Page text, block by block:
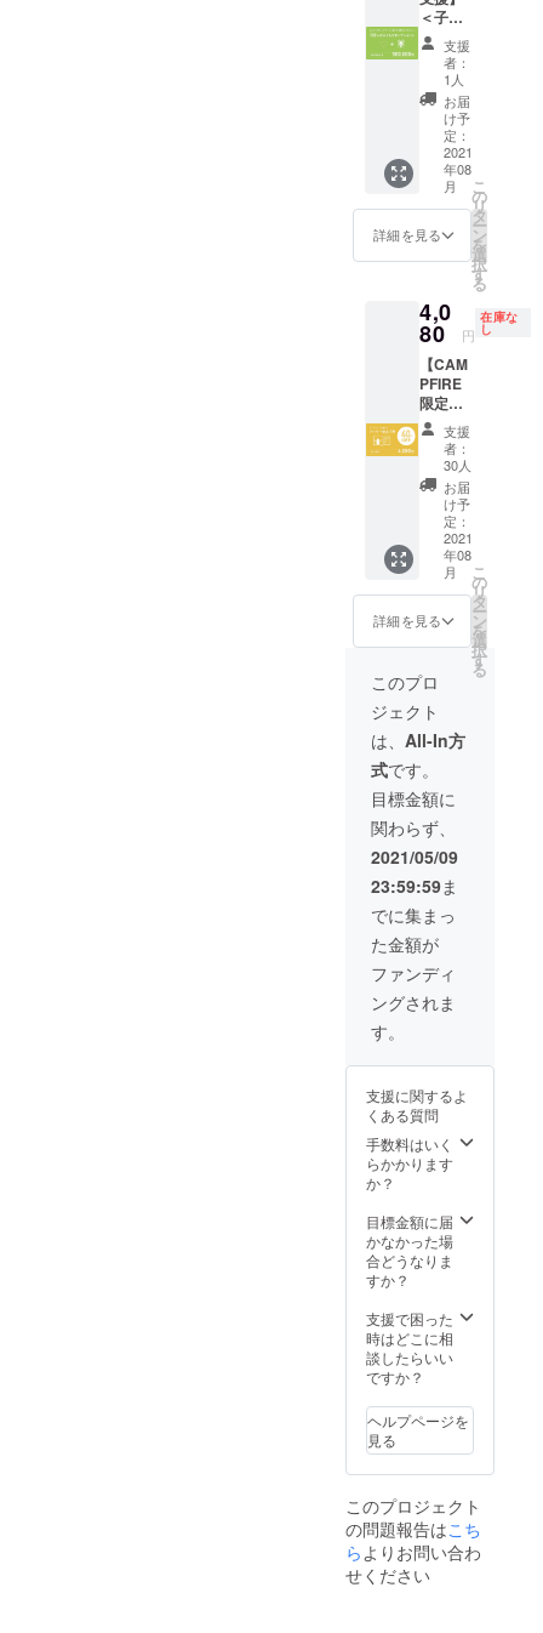
プ価格
5,478円
（税
込）」4
種類の
うち、
お好き
なもの
を1つお
選びい
※2021
年8月以
け予定
予定
をお願
いいた
しま
す。 ●
アバ
ター絵
本チ
ケット1
冊分 ※
お申し
込み時
に「シ
郎」の2
種類の
うち、
お好き
な方を
お選び
いただ
けま
す。
きま
す。 ●
活動報
告レ
ポート
●アバ
ター絵
本の公
式スポ
ンサー
になり
ます。
※備考欄
に掲載
お名前
（ニッ
クネー
ム可）
の記載
をお願
いいた
しま
す。 ●
アバ
ター絵
本チ
ケット1
冊分 ※
お申し
込み時
に「シ
「桃太
郎」の2
種類の
うち、
お好き
な方を
お選び
いただ
けま
す。
す。 ※
絵本の
種類と
寄贈先
は、特
定非営
利活動
法人 児
童養護
施設卒
園者共
生協会
フレイ
バース
の他関
連施設
協力の
元、決
めさせ
ていた
だきま
す。 ＜
内容＞
●心をこ
めてお
礼の
メッ
セージ
をメー
ルで送
らせて
●活動報
告レ
ポート
●30人の
子ども
達へア
バター
絵本が
寄贈さ
れます
●ご希望
の方は
ご支援
の内容
をWEB
サイト
上にお
名前と
せてい
ます
※2021
年8月以
降順次
る機会
が少な
いとい
う子ど
も達に
も「自
分が主
人公に
なれる
アバ
ター絵
本」を
届けた
いで
ひご支
援のほ
どよろ
しくお
願いい
たしま
す。 ※
絵本の
種類と
寄贈先
は、特
定非営
利活動
法人 児
童養護
施設卒
園者共
バース
様、そ
の他関
連施設
協力の
元、決
めさせ
ていた
だきま
す。 ＜
内容＞
●心をこ
めてお
礼の
メッ
セージ
をメー
ルで送
きます
告レ
ポート
●50人の
子ども
絵本が
寄贈さ
れます
ご支援
の内容
をWEB
サイト
名前と
ともに
掲載さ
せてい
ます
※2021
年8月以
降順次
お届け
＜子ど
もたち
にアバ
ター絵
本をプ
レゼン
トでき
ます権
（100人
分）＞
両親が
いな
かった
り、施
育って
いて絵
本を親
からプ
レゼン
トされ
る機会
が少な
いとい
う子ど
も達に
も「自
分が主
人公に
なれる
アバ
ター絵
いで
す。ぜ
ひご支
援のほ
どよろ
しくお
願いい
たしま
す。 ※
絵本の
種類と
寄贈先
は、特
定非営
利活動
法人 児
童養護
施設卒
フレイ
様、そ
の他関
連施設
協力の
ていた
だきま
す。 ＜
めてお
礼の
メッ
セージ
ルで送
らせて
いただ
きます
告レ
ポート
●100人
の子ど
も達へ
支援
者：
1人
お届
け予
定：
2021
年08
月
詳細を見る
こ
の
リ
タ
ー
ン
を
選
択
す
る
4,0
80 円
在庫な
し
【CAM
PFIRE
限定
割】＜
アバ
ター絵
本1冊
（40%
OFFギ
フト
コード
付）＞
ご家族
やご友
人にも
お渡し
できる
アバ
ター絵
本チ
ケット1
冊分
（40%
OFFギ
フト
コード
付き）
を発行
いたし
ます。
絵本購
入サイ
トは後
日お知
す。
年8月
ECサイ
トリ
リース
予定）
ターン
内容＞
●心をこ
めてお
メッ
セージ
をメー
ルで送
いただ
きま
す。 ●
活動報
ポート
●アバ
ター絵
本チ
ケット1
支援
者：
30人
お届
け予
定：
2021
年08
月
詳細を見る
こ
の
リ
タ
ー
ン
を
選
択
す
る
このプロ
ジェクト
は、 All-In方
式です。
目標金額に
関わらず、
2021/05/09
23:59:59ま
でに集まっ
た金額が
ファンディ
ングされま
す。
支援に関するよ
くある質問
手数料はいく
らかかります
か？
目標金額に届
かなかった場
合どうなりま
すか？
支援で困った
時はどこに相
談したらいい
ですか？
ヘルプページを
見る
このプロジェクト
の問題報告はこち
ら よりお問い合わ
せください